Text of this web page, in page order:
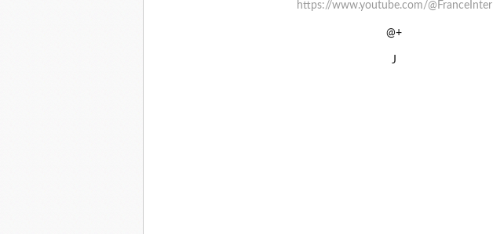
https://www.youtube.com/@FranceInter
@+
J